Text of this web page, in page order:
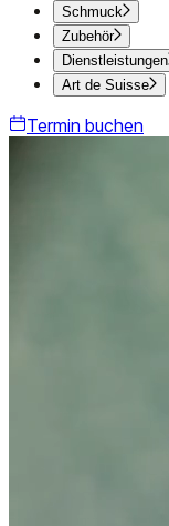
Schmuck
Zubehör
Dienstleistungen
Art de Suisse
Termin buchen